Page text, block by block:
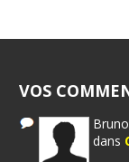
VOS
Bruno
dans